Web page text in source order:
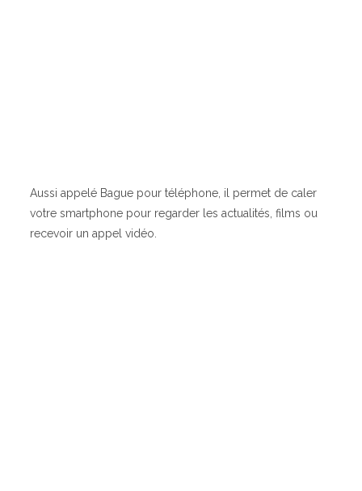
Aussi appelé Bague pour téléphone, il permet de caler
votre smartphone pour regarder les actualités, films ou
recevoir un appel vidéo.